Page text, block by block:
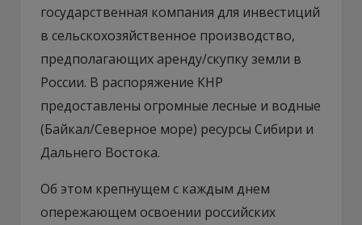
государственная компания для инвестиций
в сельскохозяйственное производство,
предполагающих аренду/скупку земли в
России. В распоряжение КНР
предоставлены огромные лесные и водные
(Байкал/Северное море) ресурсы Сибири и
Дальнего Востока.
Об этом крепнущем с каждым днем
опережающем освоении российских